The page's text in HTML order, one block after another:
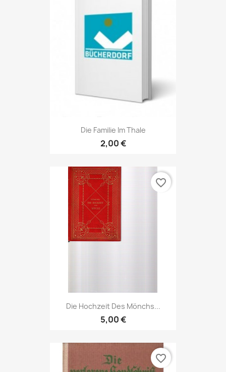
Die Familie Im Thale
2,00 €
Die Hochzeit Des Mönchs...
5,00 €
favorite_border
favorite_border